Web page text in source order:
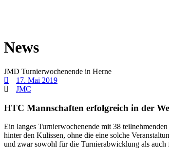
News
JMD Turnierwochenende in Herne
17. Mai 2019
JMC
HTC Mannschaften erfolgreich in der
Ein langes Turnierwochenende mit 38
hinter den Kulissen, ohne die eine solche
und zwar sowohl für die Turnierabwicklung als